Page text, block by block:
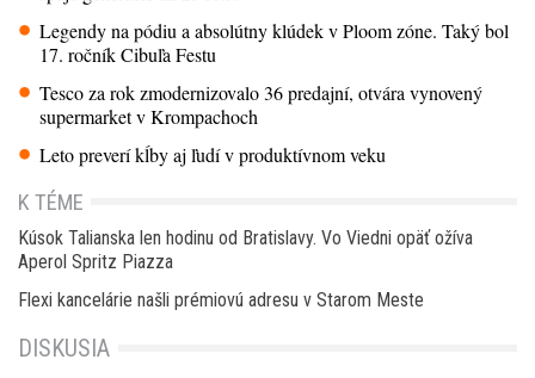
Legendy na pódiu a absolútny klúdek v Ploom zóne. Taký bol
17. ročník Cibuľa Festu
Tesco za rok zmodernizovalo 36 predajní, otvára vynovený
supermarket v Krompachoch
Leto preverí kĺby aj ľudí v produktívnom veku
K TÉME
Kúsok Talianska len hodinu od Bratislavy. Vo Viedni opäť ožíva
Aperol Spritz Piazza
Flexi kancelárie našli prémiovú adresu v Starom Meste
DISKUSIA